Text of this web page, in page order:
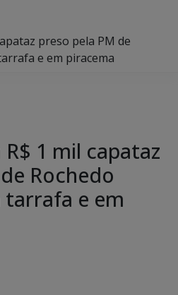
preso pela PM de
e em piracema
1 mil capataz
Rochedo
tarrafa e em